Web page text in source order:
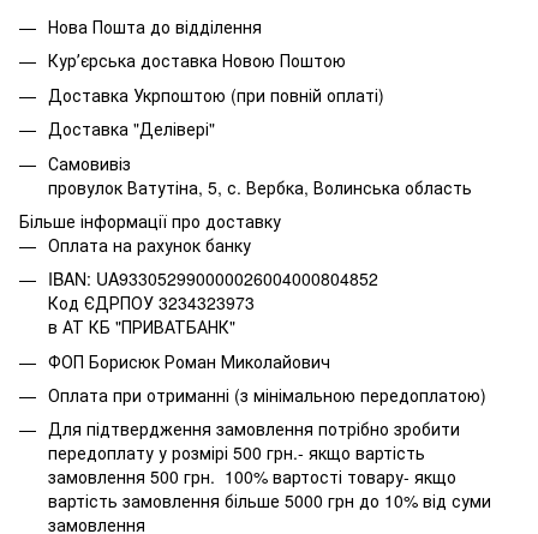
Нова Пошта до відділення
Курʼєрська доставка Новою Поштою
Доставка Укрпоштою (при повній оплаті)
Доставка "Делівері"
Самовивіз
провулок Ватутіна, 5, с. Вербка, Волинська область
Більше інформації про доставку
Оплата на рахунок банку
IBAN: UA933052990000026004000804852
Код ЄДРПОУ 3234323973
в АТ КБ "ПРИВАТБАНК"
ФОП Борисюк Роман Миколайович
Оплата при отриманні (з мінімальною передоплатою)
Для підтвердження замовлення потрібно зробити
передоплату у розмірі 500 грн.- якщо вартість
замовлення 500 грн. 100% вартості товару- якщо
вартість замовлення більше 5000 грн до 10% від суми
замовлення